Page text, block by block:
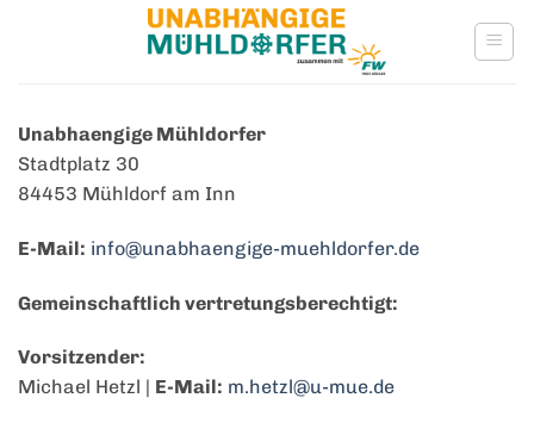
Unabhaengige Mühldorfer
Stadtplatz 30
84453 Mühldorf am Inn
E-Mail: info@unabhaengige-muehldorfer.de
Gemeinschaftlich vertretungsberechtigt:
Vorsitzender:
Michael Hetzl | E-Mail: m.hetzl@u-mue.de